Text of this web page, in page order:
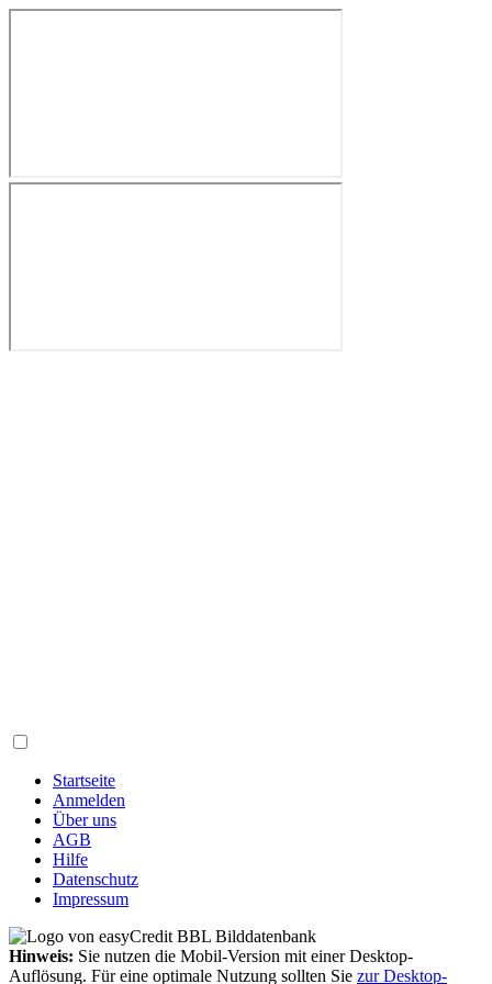
Startseite
Anmelden
Über uns
AGB
Hilfe
Datenschutz
Impressum
Hinweis: Sie nutzen die Mobil-Version mit einer Desktop-
Auflösung. Für eine optimale Nutzung sollten Sie zur Desktop-